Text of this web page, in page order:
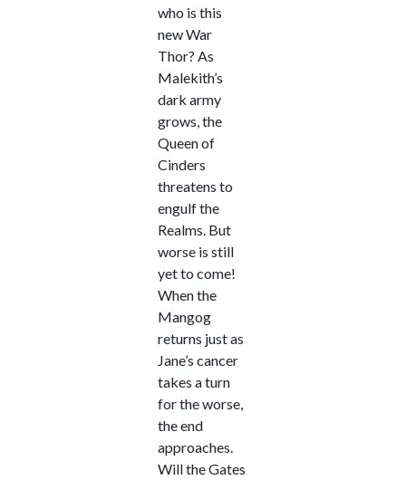
who is this
new War
Thor? As
Malekith’s
dark army
grows, the
Queen of
Cinders
threatens to
engulf the
Realms. But
worse is still
yet to come!
When the
Mangog
returns just as
Jane’s cancer
takes a turn
for the worse,
the end
approaches.
Will the Gates